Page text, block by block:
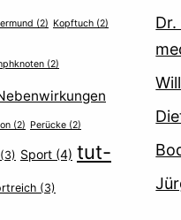
(2) Kopftuch (2)
(2)
(2) Perücke (2)
(3) Sport (4) tut-
(3)